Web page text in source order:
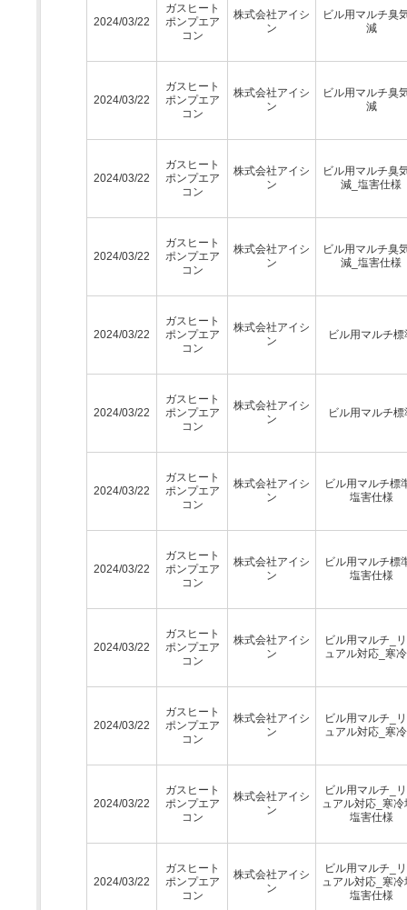
2024/03/22
ガスヒート
ポンプエア
コン
株式会社アイシ
ン
ビル用マルチ臭
減
2024/03/22
ガスヒート
ポンプエア
コン
株式会社アイシ
ン
ビル用マルチ臭
減
2024/03/22
ガスヒート
ポンプエア
コン
株式会社アイシ
ン
ビル用マルチ臭
減_塩害仕様
2024/03/22
ガスヒート
ポンプエア
コン
株式会社アイシ
ン
ビル用マルチ臭
減_塩害仕様
2024/03/22
ガスヒート
ポンプエア
コン
株式会社アイシ
ン
ビル用マルチ標
2024/03/22
ガスヒート
ポンプエア
コン
株式会社アイシ
ン
ビル用マルチ標
2024/03/22
ガスヒート
ポンプエア
コン
株式会社アイシ
ン
ビル用マルチ標
塩害仕様
2024/03/22
ガスヒート
ポンプエア
コン
株式会社アイシ
ン
ビル用マルチ標
塩害仕様
2024/03/22
ガスヒート
ポンプエア
コン
株式会社アイシ
ン
ビル用マルチ_
ュアル対応_寒
2024/03/22
ガスヒート
ポンプエア
コン
株式会社アイシ
ン
ビル用マルチ_
ュアル対応_寒
2024/03/22
ガスヒート
ポンプエア
コン
株式会社アイシ
ン
ビル用マルチ_
ュアル対応_寒冷
塩害仕様
2024/03/22
ガスヒート
ポンプエア
コン
株式会社アイシ
ン
ビル用マルチ_
ュアル対応_寒冷
塩害仕様